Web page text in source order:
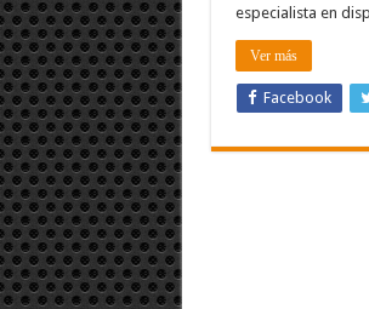
especialista en
Ver más
Facebook